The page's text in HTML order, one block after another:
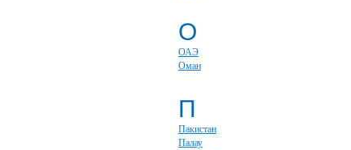
О
ОАЭ
Оман
П
Пакистан
Палау